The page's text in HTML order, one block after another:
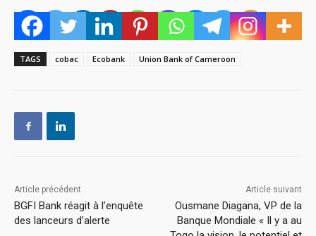
TAGS cobac Ecobank Union Bank of Cameroon
Article précédent
BGFI Bank réagit à l’enquête
des lanceurs d’alerte
Article suivant
Ousmane Diagana, VP de la
Banque Mondiale « Il y a au